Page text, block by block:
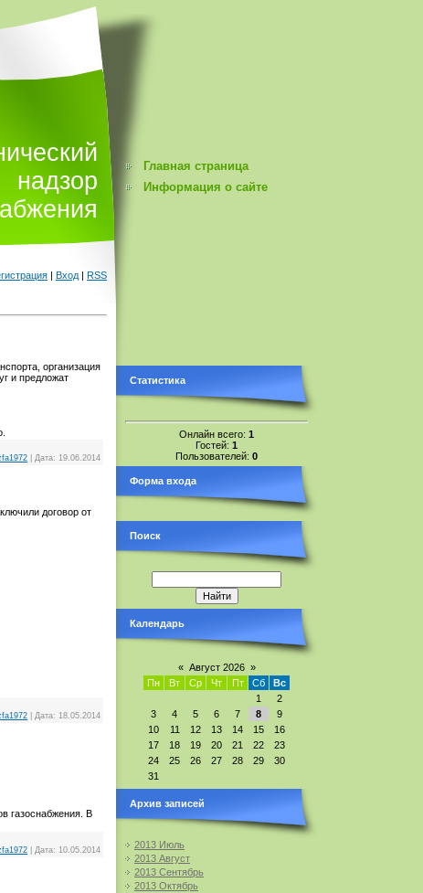
надзор
| Вход | RSS
организация
и предложат
Дата: 19.06.2014
договор от
Дата: 18.05.2014
газоснабжения. В
Дата: 10.05.2014
Главная страница
Информация о сайте
Статистика
Онлайн всего: 1
Гостей: 1
Пользователей: 0
Форма входа
Поиск
Календарь
« Август 2026 »
Пн
Вт Ср Чт Пт Сб
Вс
1
2
3
4 5 6 7 8
9
10
11 12 13 14 15
16
17
18 19 20 21 22
23
24
25 26 27 28 29
30
31
Архив записей
2013 Июль
2013 Август
2013 Сентябрь
2013 Октябрь